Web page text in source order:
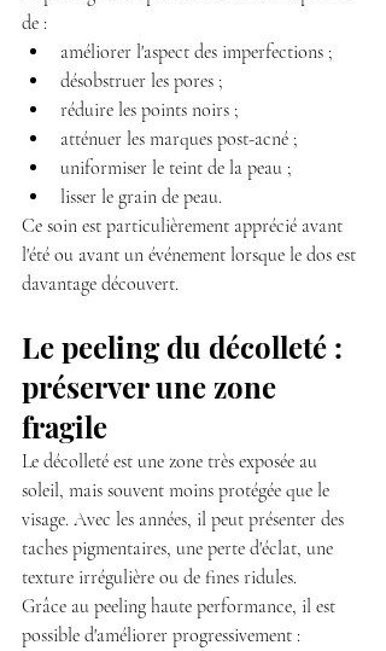
de :
améliorer l'aspect des imperfections ;
désobstruer les pores ;
réduire les points noirs ;
atténuer les marques post-acné ;
uniformiser le teint de la peau ;
lisser le grain de peau.
Ce soin est particulièrement apprécié avant
l'été ou avant un événement lorsque le dos est
davantage découvert.
Le peeling du décolleté :
préserver une zone
fragile
Le décolleté est une zone très exposée au
soleil, mais souvent moins protégée que le
visage. Avec les années, il peut présenter des
taches pigmentaires, une perte d'éclat, une
texture irrégulière ou de fines ridules.
Grâce au peeling haute performance, il est
possible d'améliorer progressivement :